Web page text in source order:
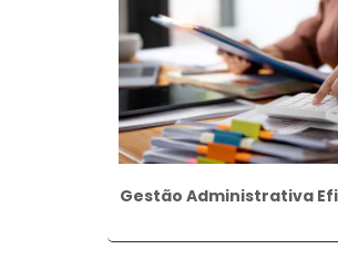
Gestão Administrativa